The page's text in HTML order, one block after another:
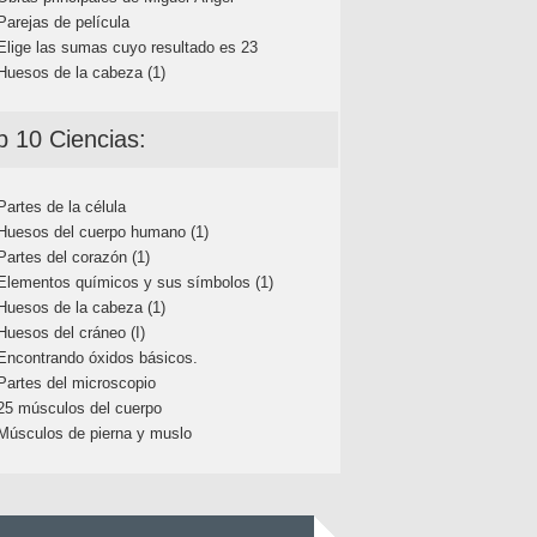
de película
las sumas cuyo resultado es 23
de la cabeza (1)
10 Ciencias:
de la célula
del cuerpo humano (1)
del corazón (1)
químicos y sus símbolos (1)
de la cabeza (1)
del cráneo (I)
óxidos básicos.
del microscopio
músculos del cuerpo
de pierna y muslo